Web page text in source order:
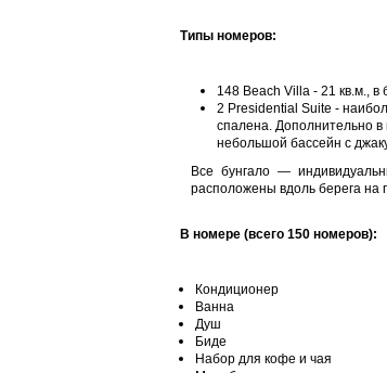
Типы номеров:
148 Beach Villa - 21 кв.м., в
2 Presidential Suite -
спаленa. Дополнительно
небольшой бассейн с
Все бунгало —
расположены вдоль берега на
В номере (всего 150 номеров):
Кондиционер
Ванна
Душ
Биде
Набор для кофе и чая